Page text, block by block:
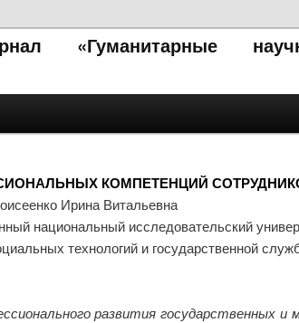
«Гуманитарные
КОМПЕТЕНЦИЙ
Ирина Витальевна
национальный исследовательский
технологий и государственной
развития государственных и